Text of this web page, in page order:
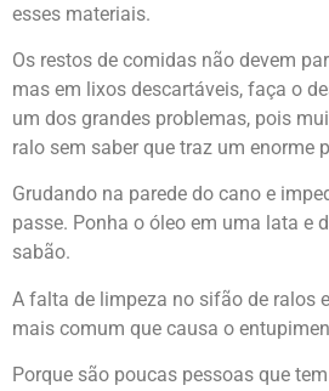
esses materiais.
Os restos de comidas não devem
mas em lixos descartáveis, faça o
um dos grandes problemas, pois
ralo sem saber que traz um enorme
Grudando na parede do cano e
passe. Ponha o óleo em uma lata e
sabão.
A falta de limpeza no sifão de ralos
mais comum que causa o
Porque são poucas pessoas que